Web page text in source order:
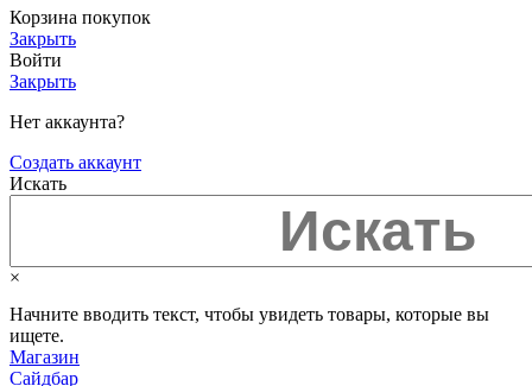
Корзина покупок
Закрыть
Войти
Закрыть
Нет аккаунта?
Создать аккаунт
Искать
×
Начните вводить текст, чтобы увидеть товары, которые вы
ищете.
Магазин
Сайдбар